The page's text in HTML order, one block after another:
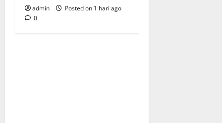
admin
Posted on 1 hari ago
0